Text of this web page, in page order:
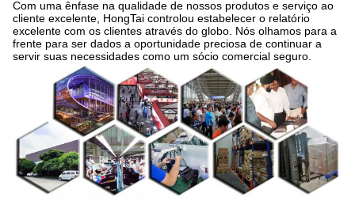
Com uma ênfase na qualidade de nossos produtos e serviço ao
cliente excelente, HongTai controlou estabelecer o relatório
excelente com os clientes através do globo. Nós olhamos para a
frente para ser dados a oportunidade preciosa de continuar a
servir suas necessidades como um sócio comercial seguro.